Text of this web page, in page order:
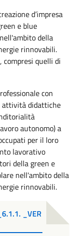
d’impresa
e blue
della
rinnovabili.
compresi quelli di
con
attività didattiche
autonomo) a
per il loro
lavorativo
della green e
nell'ambito della
rinnovabili.
_VER